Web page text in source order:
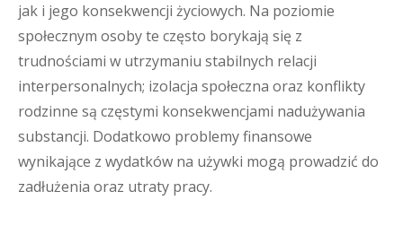
jak i jego konsekwencji życiowych. Na poziomie
społecznym osoby te często borykają się z
trudnościami w utrzymaniu stabilnych relacji
interpersonalnych; izolacja społeczna oraz konflikty
rodzinne są częstymi konsekwencjami nadużywania
substancji. Dodatkowo problemy finansowe
wynikające z wydatków na używki mogą prowadzić do
zadłużenia oraz utraty pracy.